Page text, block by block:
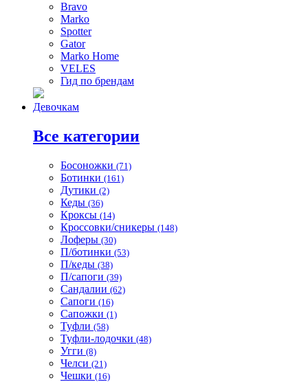
Bravo
Marko
Spotter
Gator
Marko Home
VELES
Гид по брендам
Девочкам
Все категории
Босоножки (71)
Ботинки (161)
Дутики (2)
Кеды (36)
Кроксы (14)
Кроссовки/сникеры (148)
Лоферы (30)
П/ботинки (53)
П/кеды (38)
П/сапоги (39)
Сандалии (62)
Сапоги (16)
Сапожки (1)
Туфли (58)
Туфли-лодочки (48)
Угги (8)
Челси (21)
Чешки (16)